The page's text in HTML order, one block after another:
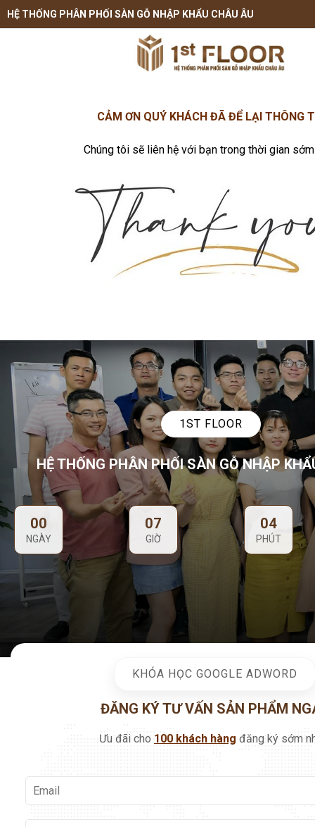
HỆ THỐNG PHÂN PHỐI SÀN GỖ NHẬP KHẨU CHÂU ÂU
CẢM ƠN QUÝ KHÁCH ĐÃ ĐỂ LẠI THÔNG
Chúng tôi sẽ liên hệ với bạn trong thời gian
1ST FLOOR
HỆ THỐNG PHÂN PHỐI SÀN GỖ NHẬP
00
NGÀY
07
GIỜ
04
PHÚT
KHÓA HỌC GOOGLE ADWORD
ĐĂNG KÝ TƯ VẤN SẢN PHẨM
Ưu đãi cho 100 khách hàng đăng ký sớm